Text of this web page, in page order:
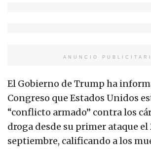
ANUNCIO
El Gobierno de Trump ha
Congreso que Estados Unidos
“conflicto armado” contra los
droga desde su primer ataque el
septiembre, calificando a los